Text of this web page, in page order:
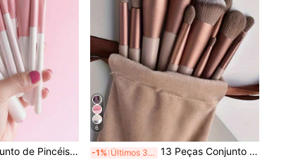
de Maquiagem com Fibras Macias, Portátil para Viagem, Férias, Praia, Presente para Mulheres e Meninas, Brindes, Pincéis de Maquiagem Profissionais, Conjunto de Maquiagem Completo
6
-1% Últimos 3 dias 13 Peças Conjunto de Pincéis de Maquiagem Profissional, Kit de Viagem Portátil, Incluindo Pincel de Blush, Pincel de Base, Pincel de Sombra, Pincel de Pó, Pincel de Sobrancelha, Cerdas de Náilon, Cabos de ABS, Ideal para Iniciantes e Entusiastas de Maquiagem, Especialmente Adequado para Viagens, Presente Perfeito para o Natal ou Dia dos Namorados, Brindes, Pincéis de Maquiagem Profissionais, Conjunto de Maquiagem Completo